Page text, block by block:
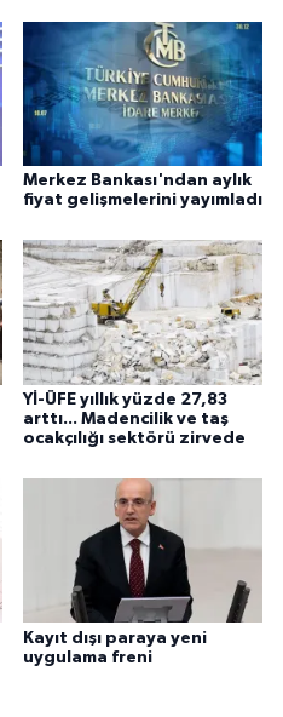
Merkez Bankası'ndan aylık
fiyat gelişmelerini yayımladı
Yİ-ÜFE yıllık yüzde 27,83
arttı... Madencilik ve taş
ocakçılığı sektörü zirvede
Kayıt dışı paraya yeni
uygulama freni